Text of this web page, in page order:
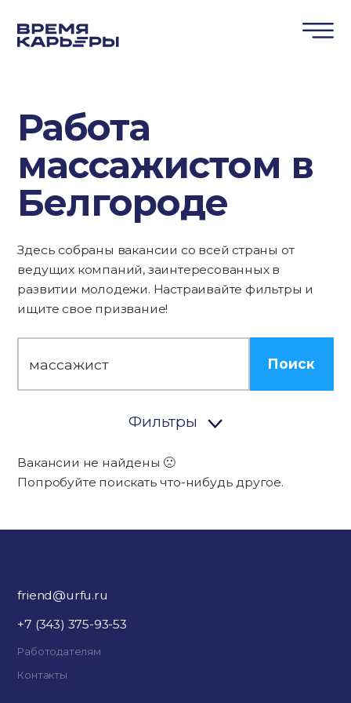
Работа
массажистом в
Белгороде
Здесь собраны вакансии со всей страны от
ведущих компаний, заинтересованных в
развитии молодежи. Настраивайте фильтры и
ищите свое призвание!
Поиск
Фильтры
Вакансии не найдены 🙁
Попробуйте поискать что-нибудь другое.
friend@urfu.ru
+7 (343) 375-93-53
Работодателям
Контакты